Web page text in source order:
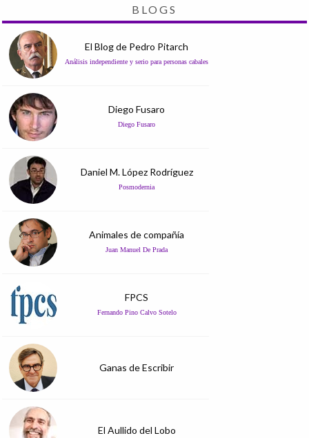
BLOGS
El Blog de Pedro Pitarch
Análisis independiente y serio para personas cabales
Diego Fusaro
Diego Fusaro
Daniel M. López Rodríguez
Posmodernia
Animales de compañía
Juan Manuel De Prada
FPCS
Fernando Pino Calvo Sotelo
Ganas de Escribir
El Aullido del Lobo